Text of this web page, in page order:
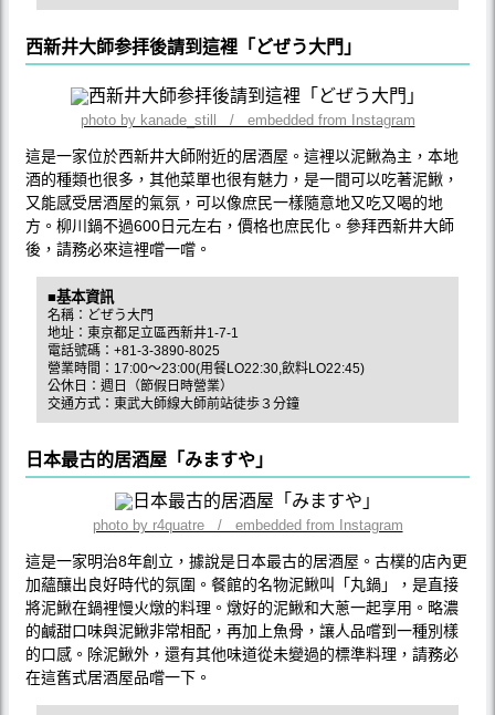
西新井大師参拝後請到這裡「どぜう大門」
photo by kanade_still / embedded from Instagram
這是一家位於西新井大師附近的居酒屋。這裡以泥鰍為主，本地
酒的種類也很多，其他菜單也很有魅力，是一間可以吃著泥鰍，
又能感受居酒屋的氣氛，可以像庶民一樣隨意地又吃又喝的地
方。柳川鍋不過600日元左右，價格也庶民化。參拜西新井大師
後，請務必來這裡嚐一嚐。
■基本資訊
名稱：どぜう大門
地址：東京都足立區西新井1-7-1
電話號碼：+81-3-3890-8025
營業時間：17:00～23:00(用餐LO22:30,飲料LO22:45)
公休日：週日（節假日時營業）
交通方式：東武大師線大師前站徒歩３分鐘
日本最古的居酒屋「みますや」
photo by r4quatre / embedded from Instagram
這是一家明治8年創立，據說是日本最古的居酒屋。古樸的店內更
加蘊釀出良好時代的氛圍。餐館的名物泥鰍叫「丸鍋」，是直接
將泥鰍在鍋裡慢火燉的料理。燉好的泥鰍和大蔥一起享用。略濃
的鹹甜口味與泥鰍非常相配，再加上魚骨，讓人品嚐到一種別樣
的口感。除泥鰍外，還有其他味道從未變過的標準料理，請務必
在這舊式居酒屋品嚐一下。